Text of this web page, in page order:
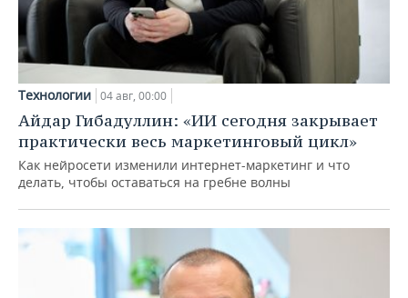
Технологии 04 авг, 00:00
Айдар Гибадуллин: «ИИ сегодня закрывает
практически весь маркетинговый цикл»
Как нейросети изменили интернет-маркетинг и что
делать, чтобы оставаться на гребне волны